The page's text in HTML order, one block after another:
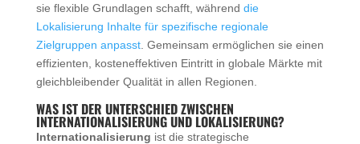
sie flexible Grundlagen schafft, während die
Lokalisierung Inhalte für spezifische regionale
Zielgruppen anpasst. Gemeinsam ermöglichen sie einen
effizienten, kosteneffektiven Eintritt in globale Märkte mit
gleichbleibender Qualität in allen Regionen.
WAS IST DER UNTERSCHIED ZWISCHEN
INTERNATIONALISIERUNG UND LOKALISIERUNG?
Internationalisierung ist die strategische